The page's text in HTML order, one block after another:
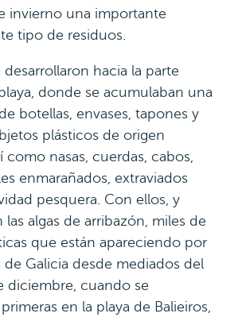
invierno una importante
tipo de residuos.
desarrollaron hacia la parte
donde se acumulaban una
botellas, envases, tapones y
plásticos de origen
como nasas, cuerdas, cabos,
enmarañados, extraviados
pesquera. Con ellos, y
las algas de arribazón, miles de
que están apareciendo por
de Galicia desde mediados del
diciembre, cuando se
en la playa de Balieiros,